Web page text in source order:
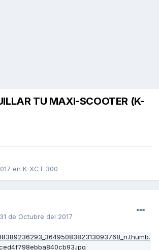
TU MAXI-SCOOTER (K-
en K-XCT 300
31 de Octubre del 2017